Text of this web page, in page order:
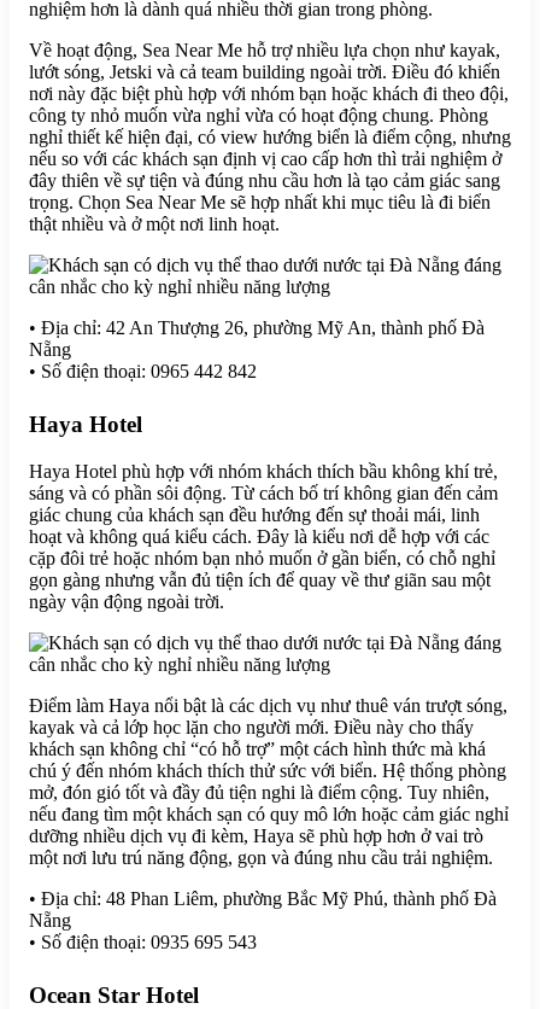
nghiệm hơn là dành quá nhiều thời gian trong phòng.
Về hoạt động, Sea Near Me hỗ trợ nhiều lựa chọn như kayak,
lướt sóng, Jetski và cả team building ngoài trời. Điều đó khiến
nơi này đặc biệt phù hợp với nhóm bạn hoặc khách đi theo đội,
công ty nhỏ muốn vừa nghỉ vừa có hoạt động chung. Phòng
nghỉ thiết kế hiện đại, có view hướng biển là điểm cộng, nhưng
nếu so với các khách sạn định vị cao cấp hơn thì trải nghiệm ở
đây thiên về sự tiện và đúng nhu cầu hơn là tạo cảm giác sang
trọng. Chọn Sea Near Me sẽ hợp nhất khi mục tiêu là đi biển
thật nhiều và ở một nơi linh hoạt.
• Địa chỉ: 42 An Thượng 26, phường Mỹ An, thành phố Đà
Nẵng
• Số điện thoại: 0965 442 842
Haya Hotel
Haya Hotel phù hợp với nhóm khách thích bầu không khí trẻ,
sáng và có phần sôi động. Từ cách bố trí không gian đến cảm
giác chung của khách sạn đều hướng đến sự thoải mái, linh
hoạt và không quá kiểu cách. Đây là kiểu nơi dễ hợp với các
cặp đôi trẻ hoặc nhóm bạn nhỏ muốn ở gần biển, có chỗ nghỉ
gọn gàng nhưng vẫn đủ tiện ích để quay về thư giãn sau một
ngày vận động ngoài trời.
Điểm làm Haya nổi bật là các dịch vụ như thuê ván trượt sóng,
kayak và cả lớp học lặn cho người mới. Điều này cho thấy
khách sạn không chỉ “có hỗ trợ” một cách hình thức mà khá
chú ý đến nhóm khách thích thử sức với biển. Hệ thống phòng
mở, đón gió tốt và đầy đủ tiện nghi là điểm cộng. Tuy nhiên,
nếu đang tìm một khách sạn có quy mô lớn hoặc cảm giác nghỉ
dưỡng nhiều dịch vụ đi kèm, Haya sẽ phù hợp hơn ở vai trò
một nơi lưu trú năng động, gọn và đúng nhu cầu trải nghiệm.
• Địa chỉ: 48 Phan Liêm, phường Bắc Mỹ Phú, thành phố Đà
Nẵng
• Số điện thoại: 0935 695 543
Ocean Star Hotel